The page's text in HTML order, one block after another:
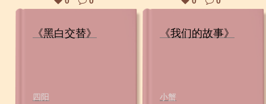
《黑白交替》
四阳
《我们的故事》
小蟹